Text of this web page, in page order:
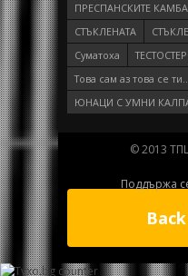
ПРEСПAНСКИТЕ
СТЪКЛЕНАТА
Суматоха
Това сам аз това се
ЮНАЦИ С УМНИ
© 2013
Поддържа